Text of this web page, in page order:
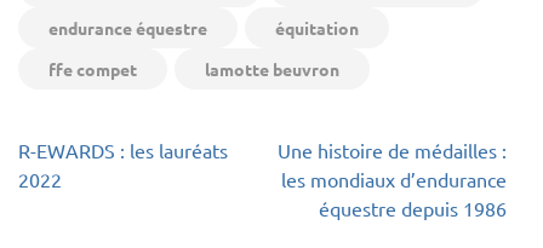
endurance équestre
équitation
ffe compet
lamotte beuvron
Navigation
de
R-EWARDS : les lauréats
2022
Une histoire de médailles :
les mondiaux d’endurance
équestre depuis 1986